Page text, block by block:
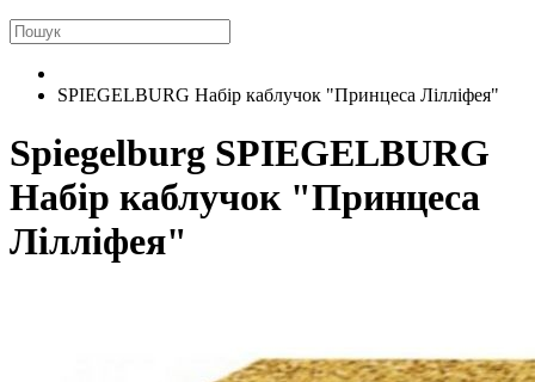
SPIEGELBURG Набір каблучок "Принцеса Лілліфея"
Spiegelburg SPIEGELBURG
Набір каблучок "Принцеса
Лілліфея"